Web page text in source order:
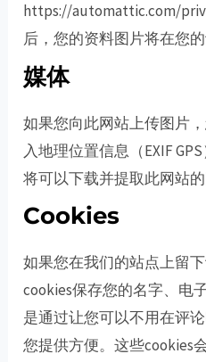
https://automattic.com/
后，您的资料图片将在您的
媒体
如果您向此网站上传图片
入地理位置信息（EXIF
将可以下载并提取此网站的
Cookies
如果您在我们的站点上留
cookies保存您的名字、电
是通过让您可以不用在评
您提供方便。这些cookies